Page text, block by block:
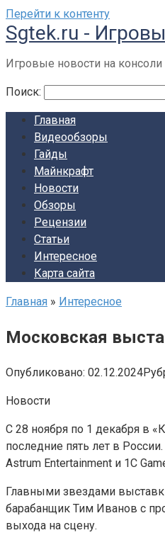
Перейти к контенту
Sgtek.ru -
Игровые новости на
Поиск:
Главная
Видеообзоры
Гайды
Майнкрафт
Новости
Обзоры
Рецензии
Статьи
Интересное
Карта сайта
Главная » Интересное
Московская
Опубликовано: 02.12.2024
Новости
С 28 ноября по 1 декабря в
последние пять лет в
Astrum Entertainment и 1С
Главными звездами
барабанщик Тим Иванов с
выхода на сцену.